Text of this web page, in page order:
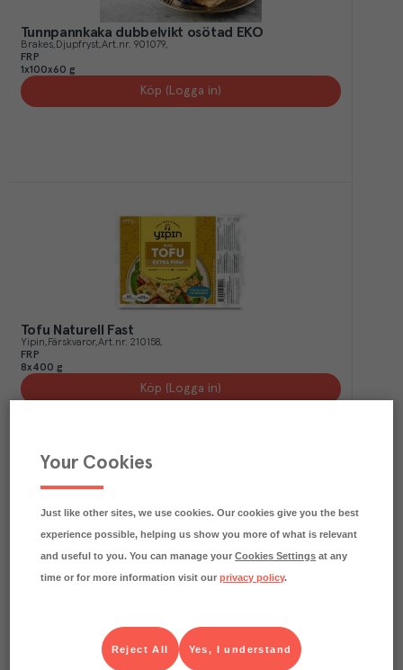
Tunnpannkaka dubbelvikt osötad EKO
Brakes Djupfryst Art.nr. 901079
FRP
1x100x60 g
Köp (Logga in)
Tofu Naturell Fast
Yipin Färskvaror Art.nr. 210158
FRP
8x400 g
Köp (Logga in)
Vegofärs Formbar
Djupfryst
409228
Your Cookies
Just like other sites, we use cookies. Our cookies give you the best
experience possible, helping us show you more of what is relevant
and useful to you. You can manage yourCookies Settings at any
time or for more information visit ourprivacy policy.
Yes, I understand
Reject All